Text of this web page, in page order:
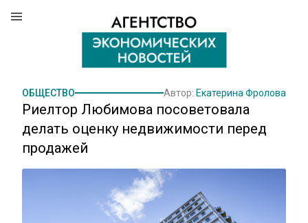
ОБЩЕСТВО Автор: Екатерина Фролова
Риелтор Любимова посоветовала
делать оценку недвижимости перед
продажей